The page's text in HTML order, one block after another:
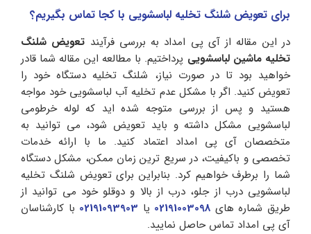
برای تعویض شلنگ تخلیه لباسشویی با کجا تماس بگیریم؟
در این مقاله از آی پی امداد به بررسی فرآیند تعویض شلنگ
تخلیه ماشین لباسشویی پرداختیم. با مطالعه این مقاله شما قادر
خواهید بود تا در صورت نیاز، شلنگ تخلیه دستگاه خود را
تعویض کنید. اگر با مشکل عدم تخلیه آب لباسشویی خود مواجه
هستید و پس از بررسی متوجه شده اید که لوله خرطومی
لباسشویی مشکل داشته و باید تعویض شود، می‌ توانید به
متخصصان آی پی امداد اعتماد کنید. ما با ارائه خدمات
تخصصی و باکیفیت، در سریع‌ ترین زمان ممکن، مشکل دستگاه
شما را برطرف خواهیم کرد. بنابراین برای تعویض شلنگ تخلیه
لباسشویی درب از جلو، درب از بالا و دوقلو خود می توانید از
طریق شماره های 02191003098 یا 02191093903 با کارشناسان
آی پی امداد تماس حاصل نمایید.